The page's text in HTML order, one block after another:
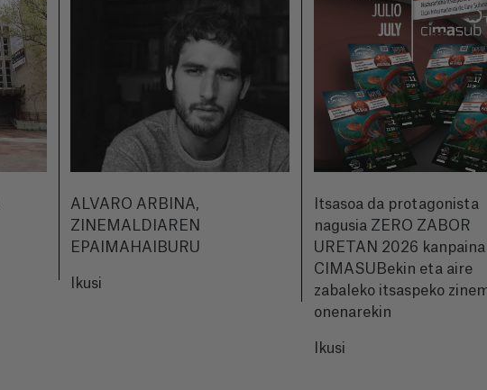
ALVARO ARBINA,
ZINEMALDIAREN
EPAIMAHAIBURU
Ikusi
Itsasoa da protagonista
nagusia ZERO ZABOR
URETAN 2026
CIMASUBekin eta aire
zabaleko itsaspeko
onenarekin
Ikusi